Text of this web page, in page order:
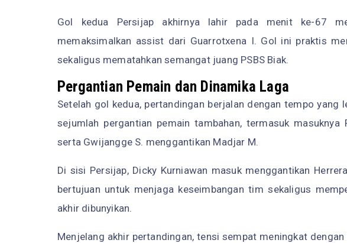
Gol kedua Persijap akhirnya lahir pada menit ke-67
memaksimalkan assist dari Guarrotxena I. Gol ini praktis
sekaligus mematahkan semangat juang PSBS Biak.
Pergantian Pemain dan Dinamika Laga
Setelah gol kedua, pertandingan berjalan dengan tempo yang
sejumlah pergantian pemain tambahan, termasuk masuknya
serta Gwijangge S. menggantikan Madjar M.
Di sisi Persijap, Dicky Kurniawan masuk menggantikan
bertujuan untuk menjaga keseimbangan tim sekaligus
akhir dibunyikan.
Menjelang akhir pertandingan, tensi sempat meningkat